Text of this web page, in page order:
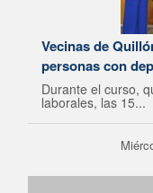
Vecinas de
personas con
Durante el curso,
laborales, las 15...